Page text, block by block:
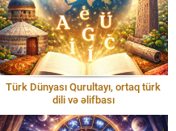
Türk Dünyası Qurultayı, ortaq türk
dili və əlifbası